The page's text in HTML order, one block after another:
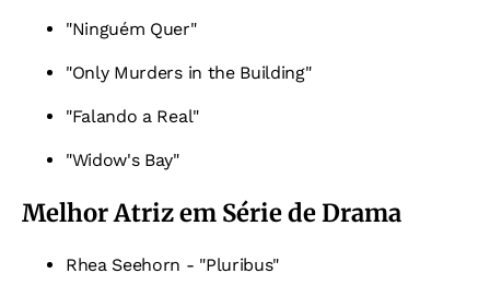
"Ninguém Quer"
"Only Murders in the Building"
"Falando a Real"
"Widow's Bay"
Melhor Atriz em Série de Drama
Rhea Seehorn - "Pluribus"